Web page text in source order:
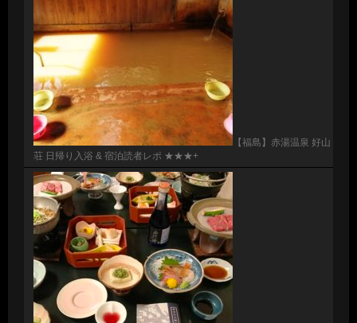
【福島】赤湯温泉 好山
荘 日帰り入浴 & 宿泊読者レポ ★★★+